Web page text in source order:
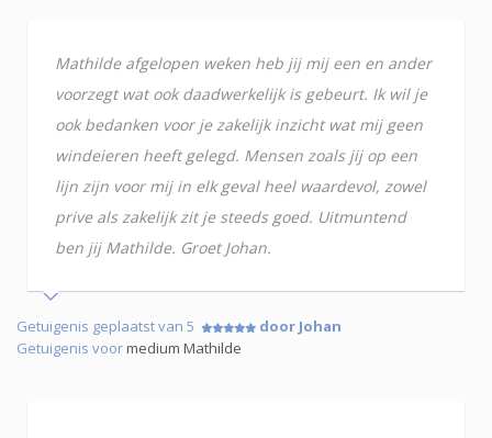
Mathilde afgelopen weken heb jij mij een en ander
voorzegt wat ook daadwerkelijk is gebeurt. Ik wil je
ook bedanken voor je zakelijk inzicht wat mij geen
windeieren heeft gelegd. Mensen zoals jij op een
lijn zijn voor mij in elk geval heel waardevol, zowel
prive als zakelijk zit je steeds goed. Uitmuntend
ben jij Mathilde. Groet Johan.
Getuigenis geplaatst van 5
door Johan
Getuigenis voormedium Mathilde